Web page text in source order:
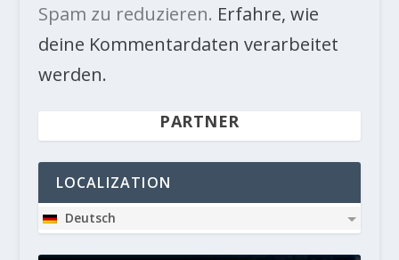
Spam zu reduzieren. Erfahre, wie
deine Kommentardaten verarbeitet
werden.
PARTNER
LOCALIZATION
Deutsch